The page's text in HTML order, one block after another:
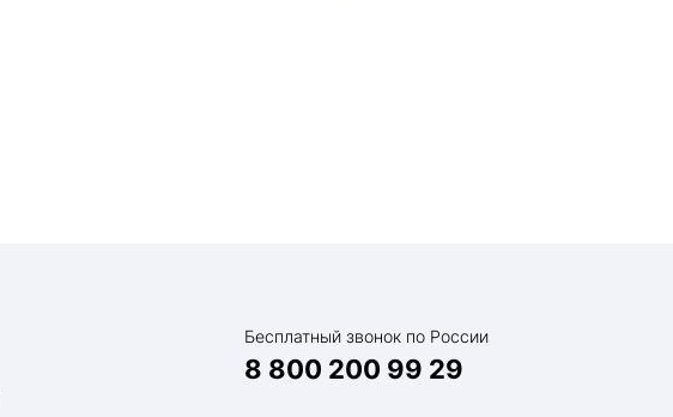
Бесплатный звонок по России
8 800 200 99 29